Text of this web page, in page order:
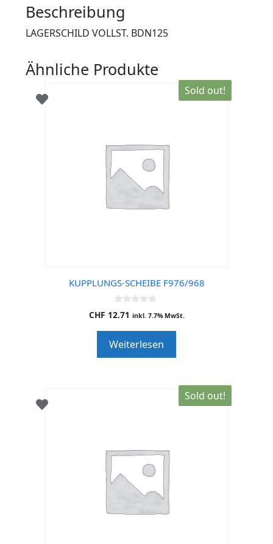
Beschreibung
LAGERSCHILD VOLLST. BDN125
Ähnliche Produkte
Sold out!
KUPPLUNGS-SCHEIBE F976/968
0
o
o
f
5
CHF 12.71 inkl. 7.7% MwSt.
Weiterlesen
Sold out!